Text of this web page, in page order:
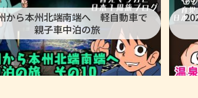
から本州北端南端へ 軽自動車で
親子車中泊の旅